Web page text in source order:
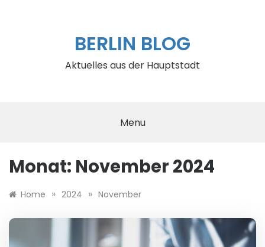
BERLIN BLOG
Aktuelles aus der Hauptstadt
Menu
Monat: November 2024
Home » 2024 » November